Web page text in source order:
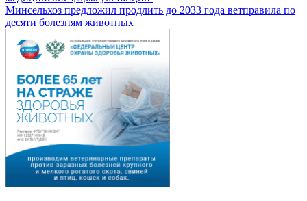
Минсельхоз предложил продлить до 2033 года ветправила по
десяти болезням животных